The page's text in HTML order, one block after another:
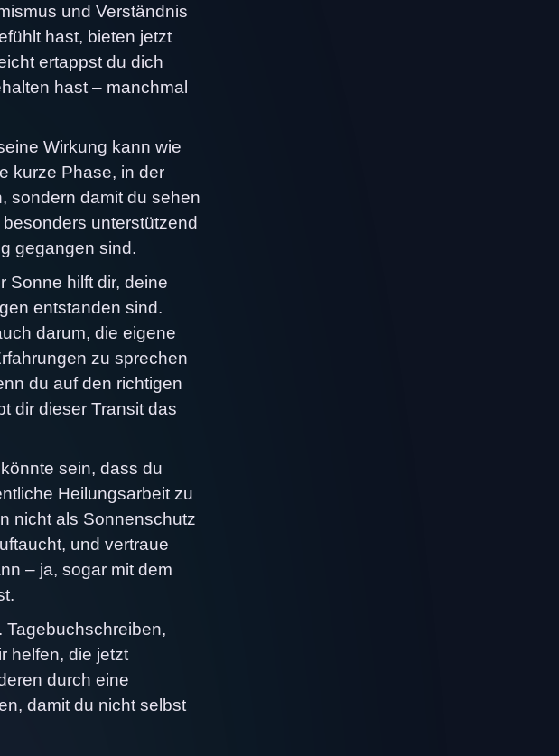
und Verständnis
hast, bieten jetzt
ertappst du dich
hast – manchmal
Wirkung kann wie
kurze Phase, in der
sondern damit du sehen
unterstützend
gegangen sind.
Sonne hilft dir, deine
entstanden sind.
darum, die eigene
zu sprechen
du auf den richtigen
dir dieser Transit das
sein, dass du
Heilungsarbeit zu
nicht als Sonnenschutz
und vertraue
– ja, sogar mit dem
Tagebuchschreiben,
helfen, die jetzt
durch eine
damit du nicht selbst